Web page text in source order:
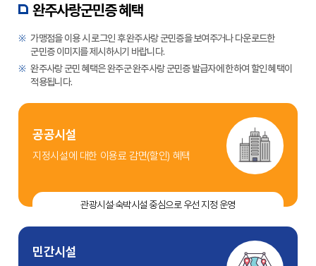
완주사랑군민증 혜택
가맹점을 이용 시 로그인 후 완주사랑 군민증을 보여주거나 다운로드한
군민증 이미지를 제시하시기 바랍니다.
완주사랑 군민 혜택은 완주군 완주사랑 군민증 발급자에 한하여 할인 혜택이
적용됩니다.
공공시설
지정시설에 대한 이용료 감면(할인) 혜택
관광시설·숙박시설 중심으로 우선 지정 운영
민간시설